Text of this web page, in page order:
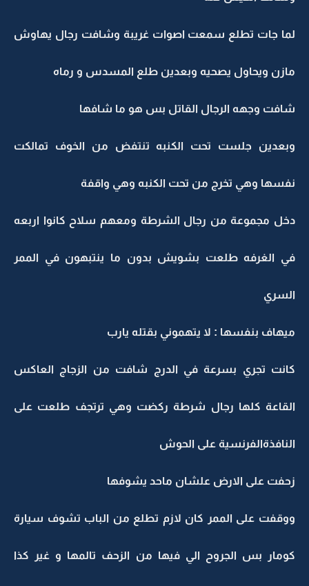
لما جات تطلع سمعت اصوات غريبة وشافت رجال يهاوش
مازن ويحاول يصحيه وبعدين طلع المسدس و رماه
شافت وجهه الرجال القاتل بس هو ما شافها
وبعدين جلست تحت الكنبه تنتفض من الخوف تمالكت
نفسها وهي تخرج من تحت الكنبه وهي واقفة
دخل مجموعة من رجال الشرطة ومعهم سلاح كانوا اربعه
في الغرفه طلعت بشويش بدون ما ينتبهون في الممر
السري
ميهاف بنفسها : لا يتهموني بقتله يارب
كانت تجري بسرعة في الدرج شافت من الزجاج العاكس
القاعة كلها رجال شرطة ركضت وهي ترتجف طلعت على
النافذةالفرنسية على الحوش
زحفت على الارض علشان ماحد يشوفها
ووقفت على الممر كان لازم تطلع من الباب تشوف سيارة
كومار بس الجروح الي فيها من الزحف تالمها و غير كذا